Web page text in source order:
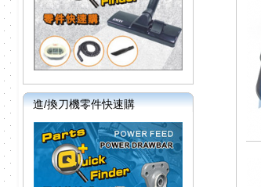
進/換刀機零件快速購